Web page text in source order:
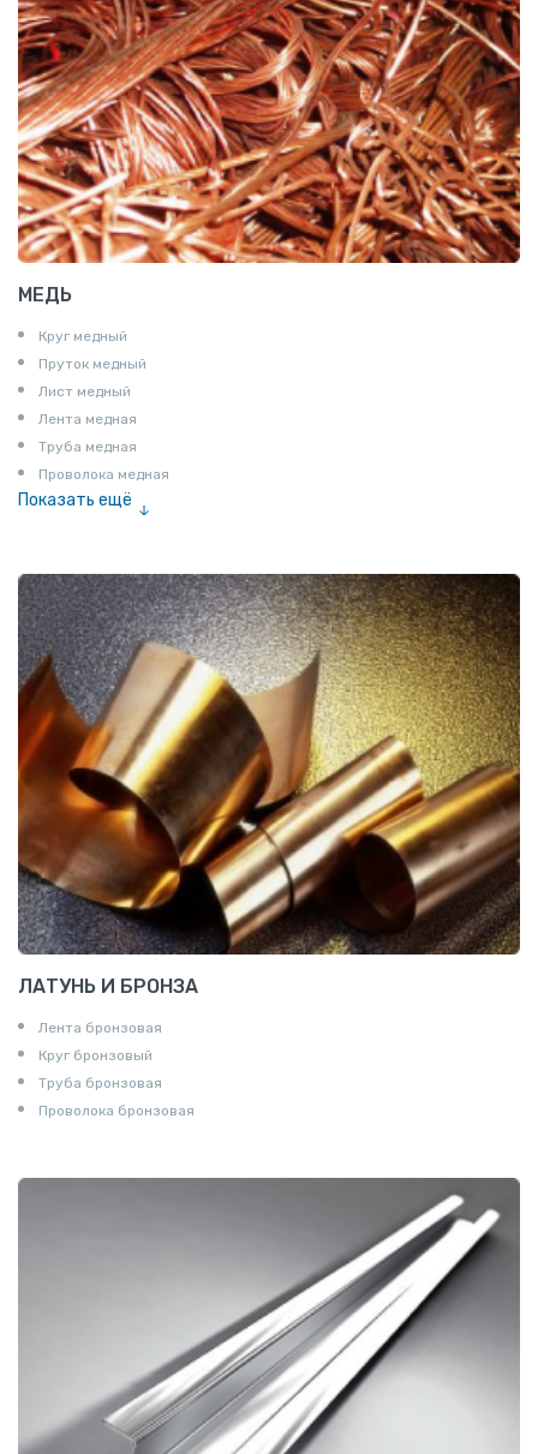
МЕДЬ
Круг медный
Пруток медный
Лист медный
Лента медная
Труба медная
Проволока медная
Показать ещё
ЛАТУНЬ И БРОНЗА
Лента бронзовая
Круг бронзовый
Труба бронзовая
Проволока бронзовая